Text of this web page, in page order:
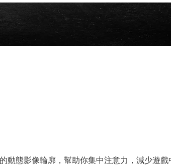
動態影像輪廓，幫助你集中注意力，減少遊